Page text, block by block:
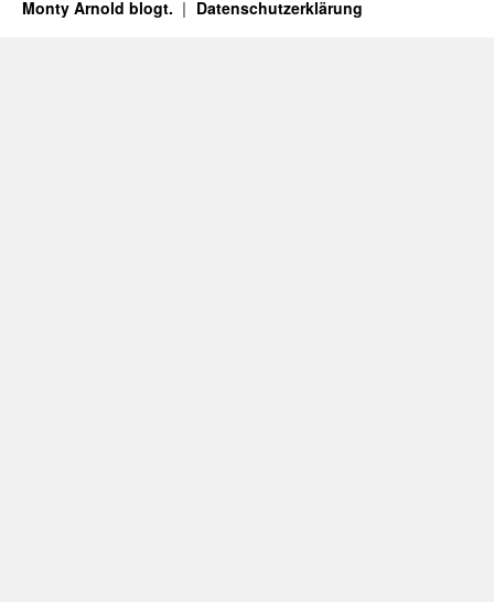
Monty Arnold blogt. Datenschutz­erklärung